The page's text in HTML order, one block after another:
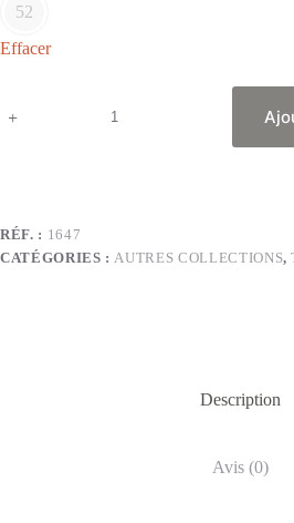
52
Effacer
RÉF. : 1647
CATÉGORIES : AUTRES COLLECTIONS,
Description
Avis (0)